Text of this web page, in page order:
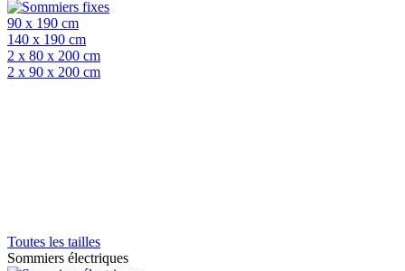
90 x 190 cm
140 x 190 cm
2 x 80 x 200 cm
2 x 90 x 200 cm
Toutes les tailles
Sommiers électriques